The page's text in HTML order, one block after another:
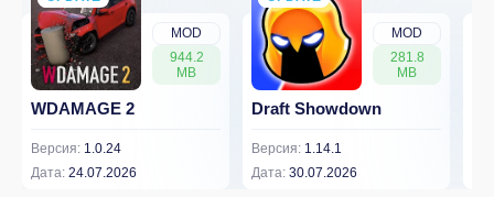
MOD
944.2
MB
WDAMAGE 2
Версия: 1.0.24
Дата: 24.07.2026
MOD
281.8
MB
Draft Showdown
Версия: 1.14.1
Дата: 30.07.2026